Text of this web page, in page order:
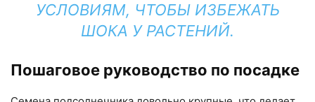
УСЛОВИЯМ, ЧТОБЫ ИЗБЕЖАТЬ
ШОКА У РАСТЕНИЙ.
Пошаговое руководство по посадке